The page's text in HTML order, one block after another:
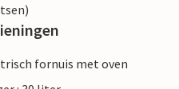
fornuis met oven